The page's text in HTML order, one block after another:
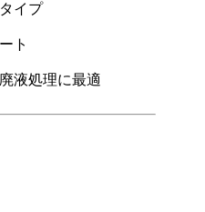
イプ
ト
液処理に最適